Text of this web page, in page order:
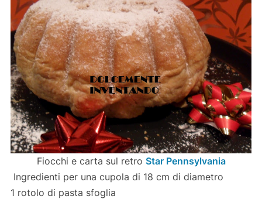
Fiocchi e carta sul retro Star Pennsylvania
Ingredienti per una cupola di 18 cm di diametro
1 rotolo di pasta sfoglia